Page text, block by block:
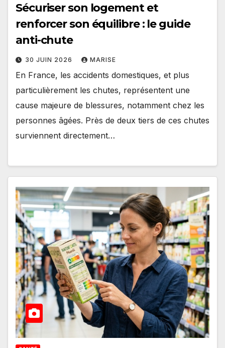
Sécuriser son logement et
renforcer son équilibre : le guide
anti-chute
30 JUIN 2026 MARISE
En France, les accidents domestiques, et plus
particulièrement les chutes, représentent une
cause majeure de blessures, notamment chez les
personnes âgées. Près de deux tiers de ces chutes
surviennent directement…